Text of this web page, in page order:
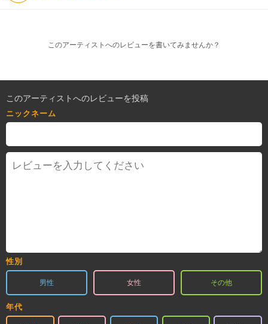
このアーティストへのレビューを書いてみませんか？
このアーティストへのレビューを投稿
ニックネーム
性別
男性 女性 その他
年代